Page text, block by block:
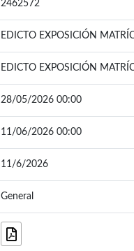
2462572
EDICTO EXPOSICIÓN
EDICTO EXPOSICIÓN
28/05/2026 00:00
11/06/2026 00:00
11/6/2026
General